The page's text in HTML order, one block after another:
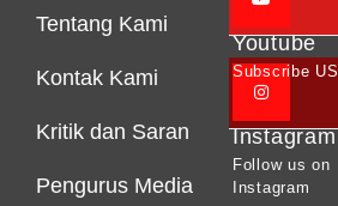
Tentang Kami
Kontak Kami
Kritik dan Saran
Pengurus Media
Youtube
Subscribe US
Instagram
Follow us on
Instagram